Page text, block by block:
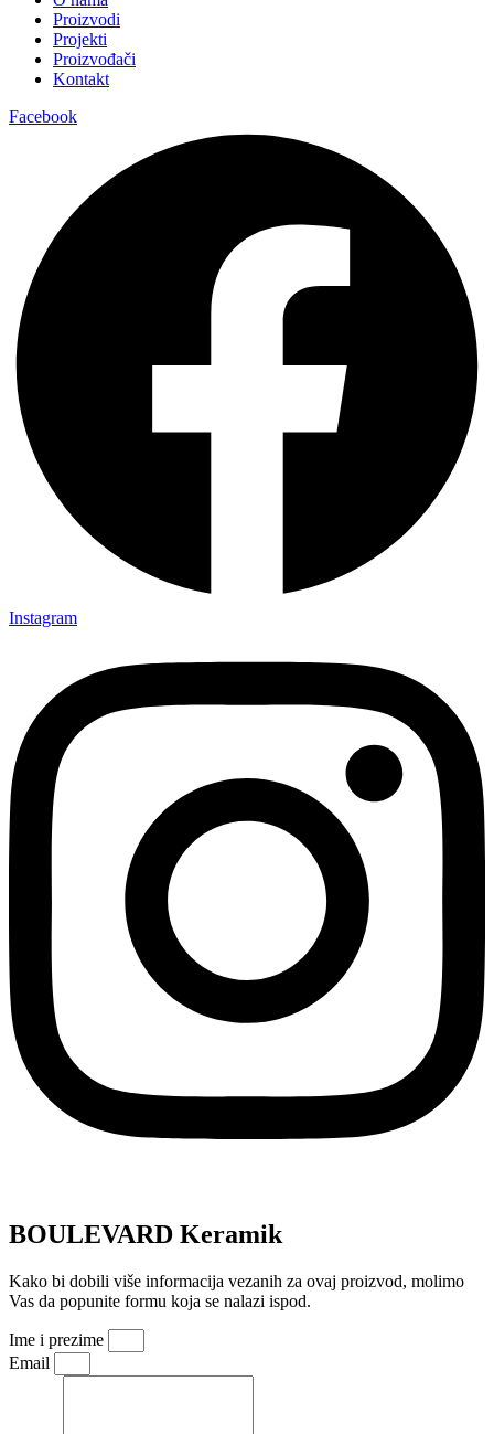
Proizvodi
Projekti
Proizvođači
Kontakt
Facebook
Instagram
BOULEVARD Keramik
Kako bi dobili više informacija vezanih za ovaj proizvod, molimo
Vas da popunite formu koja se nalazi ispod.
Ime i prezime
Email